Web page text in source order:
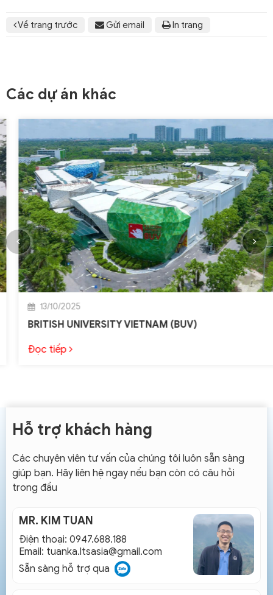
Về trang trước Gửi email In trang
Các dự án khác
13/10/2025
BRITISH UNIVERSITY VIETNAM (BUV)
Đọc tiếp
Hỗ trợ khách hàng
Các chuyên viên tư vấn của chúng tôi luôn sẵn sàng
giúp bạn. Hãy liên hệ ngay nếu bạn còn có câu hỏi
trong đầu
MR. KIM TUAN
Điện thoại: 0947.688.188
Email: tuanka.ltsasia@gmail.com
Sẵn sàng hỗ trợ qua